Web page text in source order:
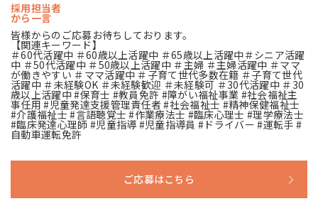
採用担当者
から一言
皆様からのご応募お待ちしております。
【関連キーワード】
＃60代活躍中 ＃60歳以上活躍中 ＃65歳以上活躍中＃シニア活躍
中 ＃50代活躍中 ＃50歳以上活躍中 ＃主婦 ＃主婦活躍中 ＃ママ
が働きやすい ＃ママ活躍中 ＃子育て世代多数在籍 ＃子育て世代
活躍中 ＃未経験OK ＃未経験歓迎 ＃未経験可 ＃30代活躍中 ＃30
歳以上活躍中 #保育士 #教員免許 #障がい福祉事業 #社会福祉主
事任用 #児童発達支援管理責任者 #社会福祉士 #精神保健福祉士
#介護福祉士 #言語聴覚士 #作業療法士 #臨床心理士 #理学療法士
#臨床発達心理師 #児童指導 #児童指導員 #ドライバー #運転手 #
自動車運転免許
ご応募はこちら